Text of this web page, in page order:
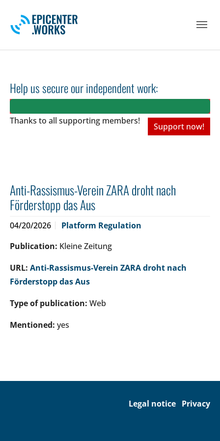
Help us secure our independent work:
Thanks to all supporting members!
Support now!
Anti-Rassismus-Verein ZARA droht nach
Förderstopp das Aus
04/20/2026
Platform Regulation
Publication: Kleine Zeitung
URL: Anti-Rassismus-Verein ZARA droht nach
Förderstopp das Aus
Type of publication: Web
Mentioned: yes
Legal notice Privacy